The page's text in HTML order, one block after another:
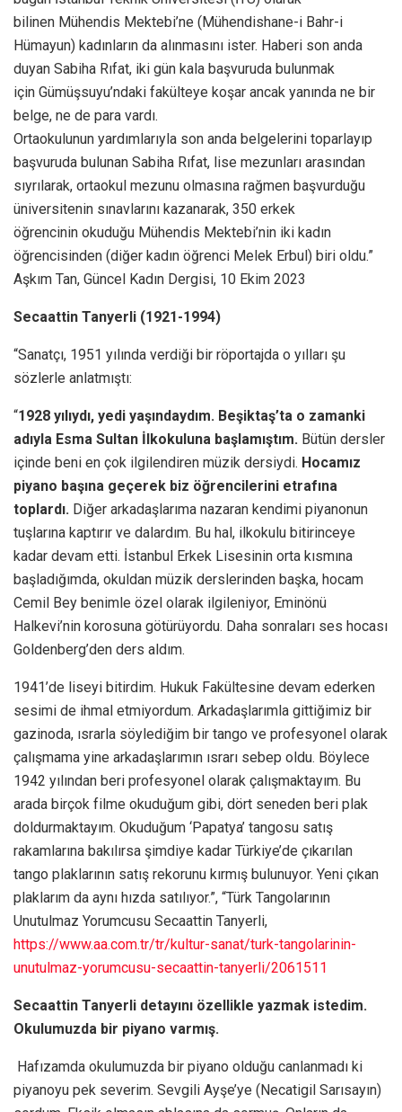
bilinen Mühendis Mektebi’ne (Mühendishane-i Bahr-i
Hümayun) kadınların da alınmasını ister. Haberi son anda
duyan Sabiha Rıfat, iki gün kala başvuruda bulunmak
için Gümüşsuyu’ndaki fakülteye koşar ancak yanında ne bir
belge, ne de para vardı.
Ortaokulunun yardımlarıyla son anda belgelerini toparlayıp
başvuruda bulunan Sabiha Rıfat, lise mezunları arasından
sıyrılarak, ortaokul mezunu olmasına rağmen başvurduğu
üniversitenin sınavlarını kazanarak, 350 erkek
öğrencinin okuduğu Mühendis Mektebi’nin iki kadın
öğrencisinden (diğer kadın öğrenci Melek Erbul) biri oldu.”
Aşkım Tan, Güncel Kadın Dergisi, 10 Ekim 2023
Secaattin Tanyerli (1921-1994)
“Sanatçı, 1951 yılında verdiği bir röportajda o yılları şu
sözlerle anlatmıştı:
“1928 yılıydı, yedi yaşındaydım. Beşiktaş’ta o zamanki
adıyla Esma Sultan İlkokuluna başlamıştım. Bütün dersler
içinde beni en çok ilgilendiren müzik dersiydi. Hocamız
piyano başına geçerek biz öğrencilerini etrafına
toplardı. Diğer arkadaşlarıma nazaran kendimi piyanonun
tuşlarına kaptırır ve dalardım. Bu hal, ilkokulu bitirinceye
kadar devam etti. İstanbul Erkek Lisesinin orta kısmına
başladığımda, okuldan müzik derslerinden başka, hocam
Cemil Bey benimle özel olarak ilgileniyor, Eminönü
Halkevi’nin korosuna götürüyordu. Daha sonraları ses hocası
Goldenberg’den ders aldım.
1941’de liseyi bitirdim. Hukuk Fakültesine devam ederken
sesimi de ihmal etmiyordum. Arkadaşlarımla gittiğimiz bir
gazinoda, ısrarla söylediğim bir tango ve profesyonel olarak
çalışmama yine arkadaşlarımın ısrarı sebep oldu. Böylece
1942 yılından beri profesyonel olarak çalışmaktayım. Bu
arada birçok filme okuduğum gibi, dört seneden beri plak
doldurmaktayım. Okuduğum ‘Papatya’ tangosu satış
rakamlarına bakılırsa şimdiye kadar Türkiye’de çıkarılan
tango plaklarının satış rekorunu kırmış bulunuyor. Yeni çıkan
plaklarım da aynı hızda satılıyor.”, “Türk Tangolarının
Unutulmaz Yorumcusu Secaattin Tanyerli,
https://www.aa.com.tr/tr/kultur-sanat/turk-tangolarinin-
unutulmaz-yorumcusu-secaattin-tanyerli/2061511
Secaattin Tanyerli detayını özellikle yazmak istedim.
Okulumuzda bir piyano varmış.
Hafızamda okulumuzda bir piyano olduğu canlanmadı ki
piyanoyu pek severim. Sevgili Ayşe’ye (Necatigil Sarısayın)